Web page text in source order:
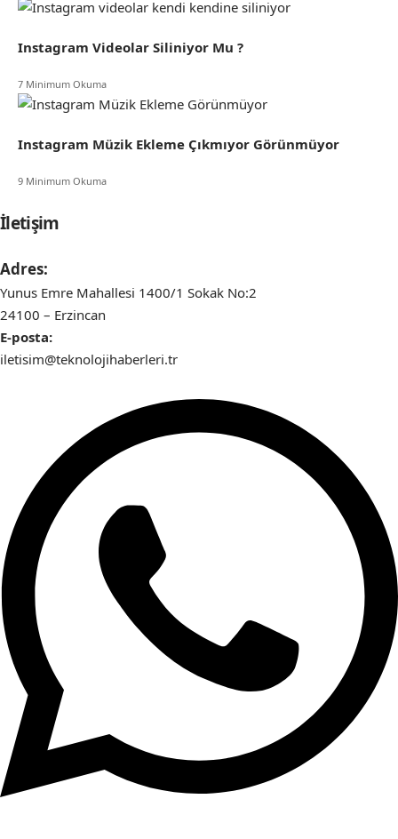
Instagram Videolar Siliniyor Mu ?
7 Minimum Okuma
Instagram Müzik Ekleme Çıkmıyor Görünmüyor
9 Minimum Okuma
İletişim
Adres:
Yunus Emre Mahallesi 1400/1 Sokak No:2
24100 – Erzincan
E-posta:
iletisim@teknolojihaberleri.tr